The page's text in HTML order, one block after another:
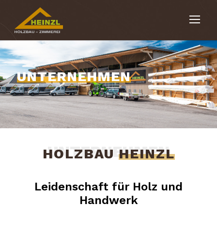
UNTERNEHMEN
UNTERNEHMEN
HOLZBAU HEINZL
Leidenschaft für Holz und
Handwerk